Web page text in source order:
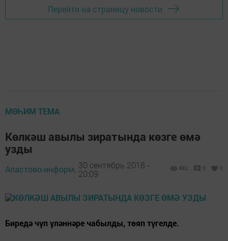
Перейти на страницу новости
МӨҺИМ ТЕМА
Көлкәш авылы зиратында көзге өмә
узды
Апастово-информ, 30 сентябрь 2018 -
20:09
882 0 0
Биредә чүп үләннәре чабылды, төяп түгелде.